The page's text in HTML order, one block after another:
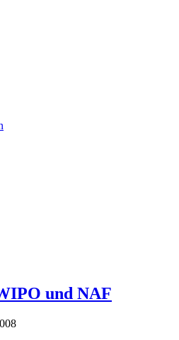
und NAF